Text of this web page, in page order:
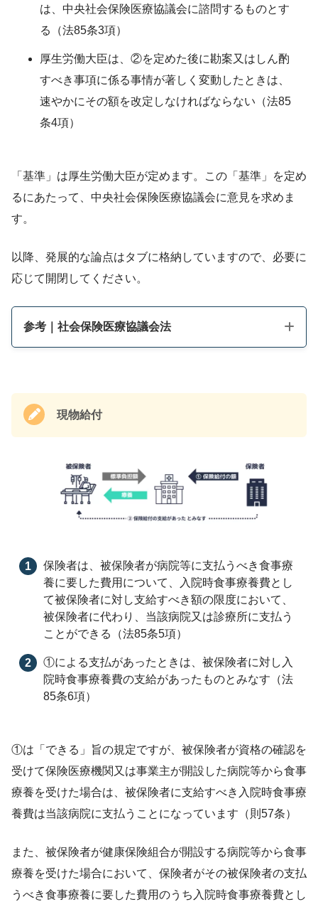
は、中央社会保険医療協議会に諮問するものとす
る（法85条3項）
厚生労働大臣は、②を定めた後に勘案又はしん酌
すべき事項に係る事情が著しく変動したときは、
速やかにその額を改定しなければならない（法85
条4項）
「基準」は厚生労働大臣が定めます。この「基準」を定め
るにあたって、中央社会保険医療協議会に意見を求めま
す。
以降、発展的な論点はタブに格納していますので、必要に
応じて開閉してください。
参考｜社会保険医療協議会法
各地方厚生局に、地方社会保険医療協議会（地医
協）を置く（医協法1条2項）
療養の給付に要する費用の額の算定基準（保険外
併用療養費、船保の療養の給付についての定めを
含む）
指定訪問看護に要する費用の額の算定基準
評価療養の範囲
選定療養の範囲
保険医療機関及び保険医療養担当規則（船保、国
保を含む）
現物給付
保険者は、被保険者が病院等に支払うべき食事療
養に要した費用について、入院時食事療養費とし
て被保険者に対し支給すべき額の限度において、
被保険者に代わり、当該病院又は診療所に支払う
ことができる（法85条5項）
①による支払があったときは、被保険者に対し入
院時食事療養費の支給があったものとみなす（法
85条6項）
①は「できる」旨の規定ですが、被保険者が資格の確認を
受けて保険医療機関又は事業主が開設した病院等から食事
療養を受けた場合は、被保険者に支給すべき入院時食事療
養費は当該病院に支払うことになっています（則57条）
また、被保険者が健康保険組合が開設する病院等から食事
療養を受けた場合において、保険者がその被保険者の支払
うべき食事療養に要した費用のうち入院時食事療養費とし